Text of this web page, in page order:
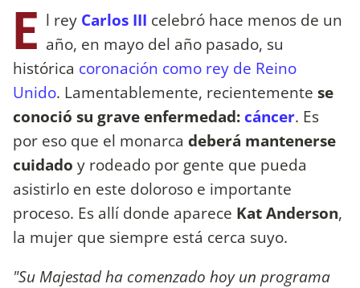
E l rey Carlos III celebró hace menos de un
año, en mayo del año pasado, su
histórica coronación como rey de Reino
Unido. Lamentablemente, recientemente se
conoció su grave enfermedad: cáncer. Es
por eso que el monarca deberá mantenerse
cuidado y rodeado por gente que pueda
asistirlo en este doloroso e importante
proceso. Es allí donde aparece Kat Anderson,
la mujer que siempre está cerca suyo.
"Su Majestad ha comenzado hoy un programa